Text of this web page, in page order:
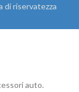
di riservatezza
auto.